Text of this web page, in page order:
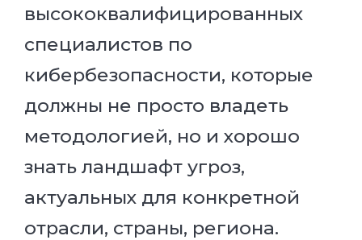
высококвалифицированных
специалистов по
кибербезопасности, которые
должны не просто владеть
методологией, но и хорошо
знать ландшафт угроз,
актуальных для конкретной
отрасли, страны, региона.